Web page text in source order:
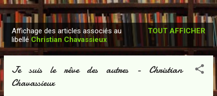
r
Affichage des articles associés au
libellé Christian Chavassieux
TOUT AFFICHER
Je suis le rêve des autres - Christian
Chavassieux